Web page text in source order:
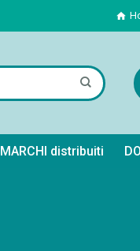
MARCHI distribuiti